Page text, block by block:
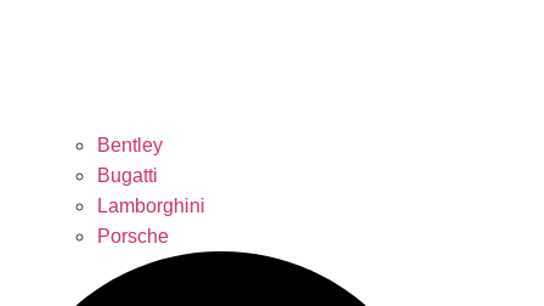
Bentley
Bugatti
Lamborghini
Porsche